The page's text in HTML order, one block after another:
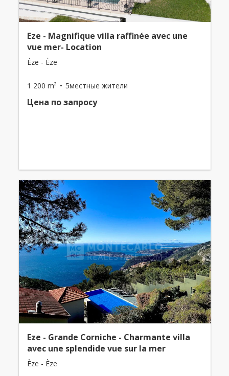
Eze - Magnifique villa raffinée avec une
vue mer- Location
Èze - Èze
1 200 m² 5местные жители
Цена по запросу
Eze - Grande Corniche - Charmante villa
avec une splendide vue sur la mer
Èze - Èze